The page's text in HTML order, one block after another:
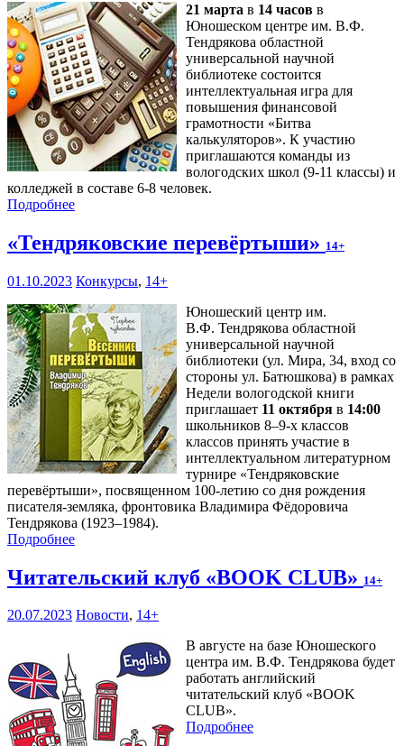
21 марта в 14 часов в
Юношеском центре им. В.Ф.
Тендрякова областной
универсальной научной
библиотеке состоится
интеллектуальная игра для
повышения финансовой
грамотности «Битва
калькуляторов». К участию
приглашаются команды из
вологодских школ (9-11 классы) и
колледжей в составе 6-8 человек.
Подробнее
«Тендряковские перевёртыши» 14+
01.10.2023 Конкурсы, 14+
Юношеский центр им.
В.Ф. Тендрякова областной
универсальной научной
библиотеки (ул. Мира, 34, вход со
стороны ул. Батюшкова) в рамках
Недели вологодской книги
приглашает 11 октября в 14:00
школьников 8–9-х классов
классов принять участие в
интеллектуальном литературном
турнире «Тендряковские
перевёртыши», посвященном 100-летию со дня рождения
писателя-земляка, фронтовика Владимира Фёдоровича
Тендрякова (1923–1984).
Подробнее
Читательский клуб «BOOK CLUB» 14+
20.07.2023 Новости, 14+
В августе на базе Юношеского
центра им. В.Ф. Тендрякова будет
работать английский
читательский клуб «BOOK
CLUB».
Подробнее